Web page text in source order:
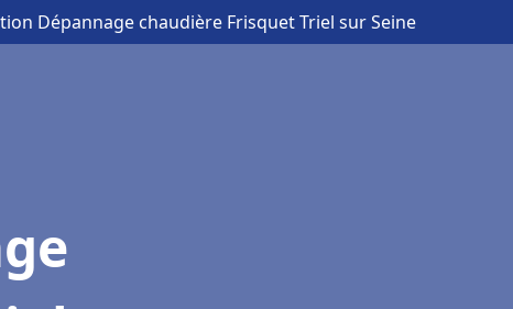
Dépannage chaudière Frisquet Triel sur Seine